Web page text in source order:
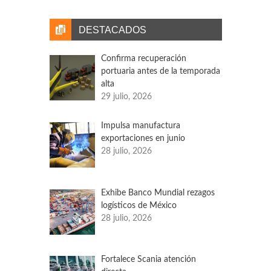
automotriz en el periodo enero-abril. Hasta el
momento, la industria automotriz en
la falta de chips.
DESTACADOS
Confirma recuperación
portuaria antes de la temporada
alta
29 julio, 2026
Impulsa manufactura
exportaciones en junio
28 julio, 2026
Exhibe Banco Mundial rezagos
logísticos de México
28 julio, 2026
Fortalece Scania atención